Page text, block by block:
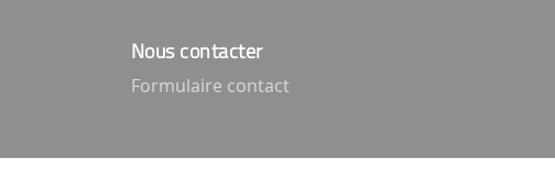
Nous contacter
Formulaire contact